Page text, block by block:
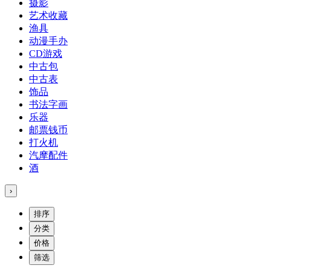
摄影
艺术收藏
渔具
动漫手办
CD游戏
中古包
中古表
饰品
书法字画
乐器
邮票钱币
打火机
汽摩配件
酒
›
排序
分类
价格
筛选